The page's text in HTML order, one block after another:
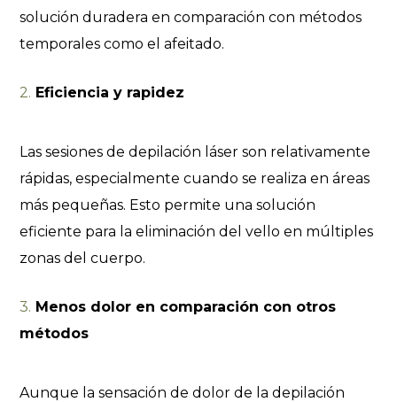
solución duradera en comparación con métodos
temporales como el afeitado.
Eficiencia y rapidez
Las sesiones de depilación láser son relativamente
rápidas, especialmente cuando se realiza en áreas
más pequeñas. Esto permite una solución
eficiente para la eliminación del vello en múltiples
zonas del cuerpo.
Menos dolor en comparación con otros
métodos
Aunque la sensación de dolor de la depilación